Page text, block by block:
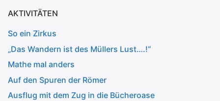
AKTIVITÄTEN
So ein Zirkus
„Das Wandern ist des Müllers Lust….!“
Mathe mal anders
Auf den Spuren der Römer
Ausflug mit dem Zug in die Bücheroase